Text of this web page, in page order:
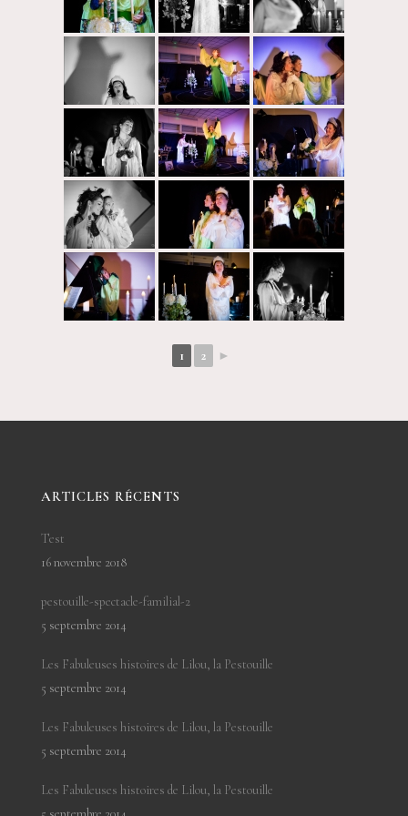
1 2 ►
ARTICLES RÉCENTS
Test
16 novembre 2018
pestouille-spectacle-familial-2
5 septembre 2014
Les Fabuleuses histoires de Lilou, la Pestouille
5 septembre 2014
Les Fabuleuses histoires de Lilou, la Pestouille
5 septembre 2014
Les Fabuleuses histoires de Lilou, la Pestouille